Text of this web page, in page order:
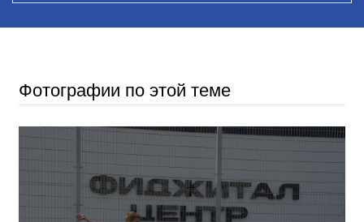
Фотографии по этой теме